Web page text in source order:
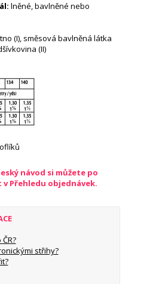
lněné, bavlněné nebo
(I), směsová bavlněná látka
(II)
návod si můžete po
Přehledu objednávek.
střihy?